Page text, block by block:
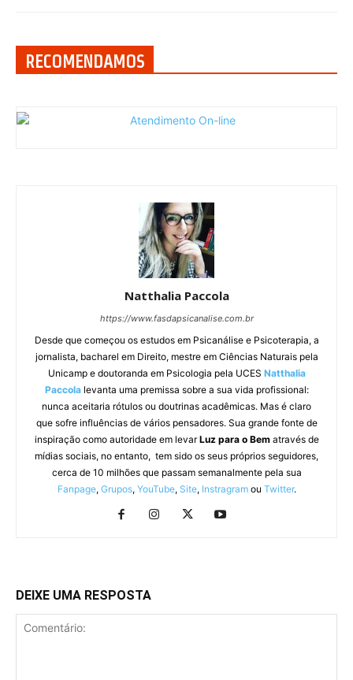
RECOMENDAMOS
Natthalia Paccola
https://www.fasdapsicanalise.com.br
Desde que começou os estudos em Psicanálise e Psicoterapia, a
jornalista, bacharel em Direito, mestre em Ciências Naturais pela
Unicamp e doutoranda em Psicologia pela UCES Natthalia
Paccolalevanta uma premissa sobre a sua vida profissional:
nunca aceitaria rótulos ou doutrinas acadêmicas. Mas é claro
que sofre influências de vários pensadores. Sua grande fonte de
inspiração como autoridade em levarLuz para o Bematravés de
mídias sociais, no entanto, tem sido os seus próprios seguidores,
cerca de 10 milhões que passam semanalmente pela sua
Fanpage, Grupos, YouTube, Site, Instragramou Twitter.
DEIXE UMA RESPOSTA